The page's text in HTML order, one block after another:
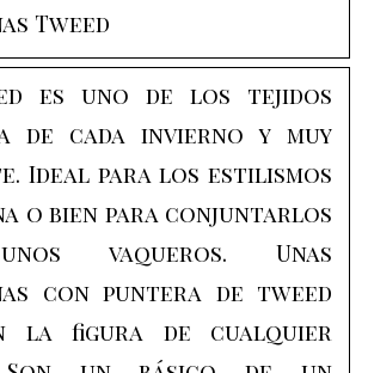
Tweed
es uno de los tejidos
de cada invierno y muy
Ideal para los estilismos
o bien para conjuntarlos
vaqueros. Unas
con puntera de tweed
la figura de cualquier